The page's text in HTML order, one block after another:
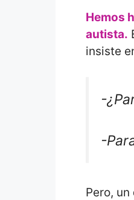
Hemos
autista.
insiste
-
-
Pero,